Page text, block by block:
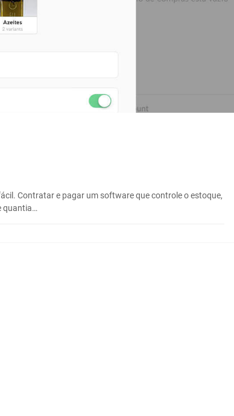
Contratar e pagar um software que controle o estoque,
quantia…